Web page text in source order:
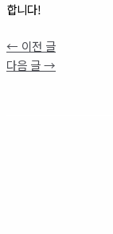
합니다!
← 이전 글
다음 글→